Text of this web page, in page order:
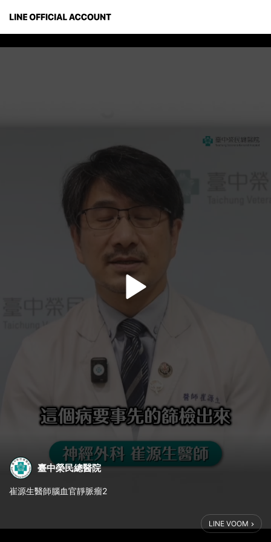
臺中榮民總醫院
崔源生醫師腦血官靜脈瘤2
LINE VOOM